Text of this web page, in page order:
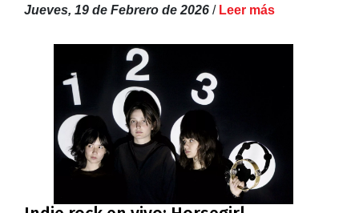
Jueves, 19 de Febrero de 2026 / Leer más